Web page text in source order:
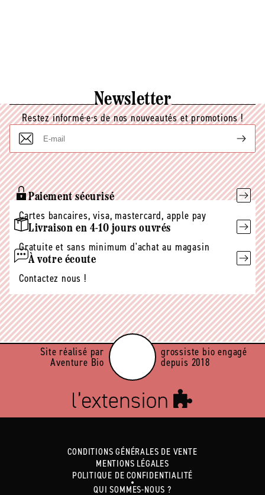
Newsletter
Restez informé·e·s de nos nouveautés et promotions !
E-
mail
Paiement sécurisé
Cartes bancaires, visa, mastercard, apple pay
Livraison en 4-10 jours ouvrés
Gratuite et sans minimum d'achat au magasin
À votre écoute
Contactez nous !
Site réalisé par
Aventure Bio
grossiste bio engagé
depuis 2018
CONDITIONS GÉNÉRALES DE VENTE
MENTIONS LÉGALES
POLITIQUE DE CONFIDENTIALITÉ
QUI SOMMES-NOUS ?